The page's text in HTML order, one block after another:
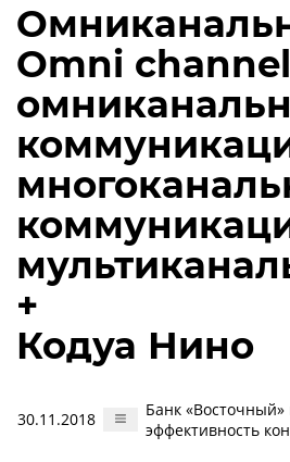
Omni
+
Кодуа Нино
30.11.2018
Банк
эффективность